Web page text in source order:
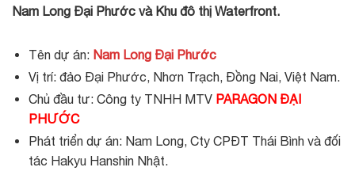
Nam Long Đại Phước và Khu đô thị Waterfront.
Tên dự án: Nam Long Đại Phước
Vị trí: đảo Đại Phước, Nhơn Trạch, Đồng Nai, Việt Nam.
Chủ đầu tư: Công ty TNHH MTV PARAGON ĐẠI
PHƯỚC
Phát triển dự án: Nam Long, Cty CPĐT Thái Bình và đối
tác Hakyu Hanshin Nhật.